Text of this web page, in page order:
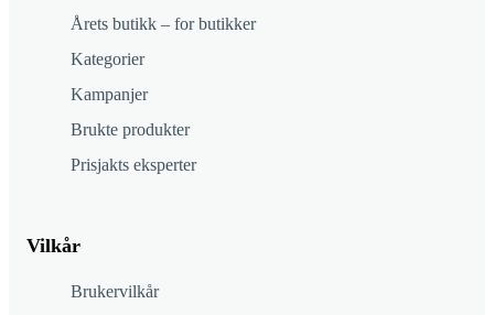
Årets butikk – for butikker
Kategorier
Kampanjer
Brukte produkter
Prisjakts eksperter
Vilkår
Brukervilkår